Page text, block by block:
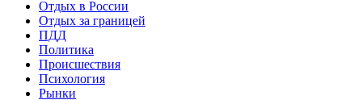
Отдых в России
Отдых за границей
ПДД
Политика
Происшествия
Психология
Рынки